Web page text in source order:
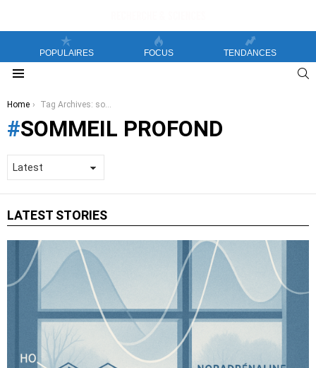
POPULAIRES FOCUS TENDANCES
You are here:
Home Tag Archives: sommeil profond
SOMMEIL PROFOND
LATEST STORIES